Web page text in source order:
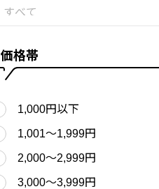
価格帯
1,000円以下
1,001〜1,999円
2,000〜2,999円
3,000〜3,999円